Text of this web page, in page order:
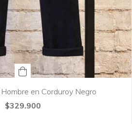
en Corduroy Negro
$329.900